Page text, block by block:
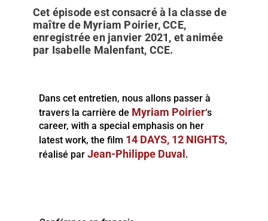
Cet épisode est consacré à la classe de
maître de Myriam Poirier, CCE,
enregistrée en janvier 2021, et animée
par Isabelle Malenfant, CCE.
Dans cet entretien, nous allons passer à
travers la carrière de Myriam Poirier‘s
career, with a special emphasis on her
latest work, the film 14 DAYS, 12 NIGHTS,
réalisé par Jean-Philippe Duval .